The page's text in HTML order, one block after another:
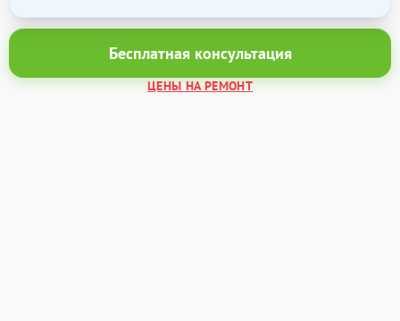
Бесплатная консультация
ЦЕНЫ НА РЕМОНТ